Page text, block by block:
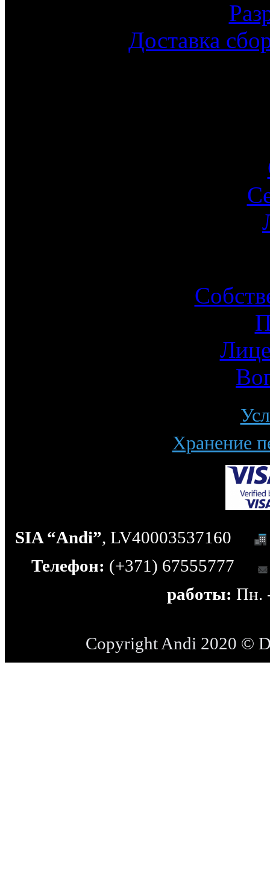
Доставка
Хранение
SIA “Andi”, LV40003537160
Телефон: (+371) 67555777
работы: Пн.
Copyright Andi 2020 ©